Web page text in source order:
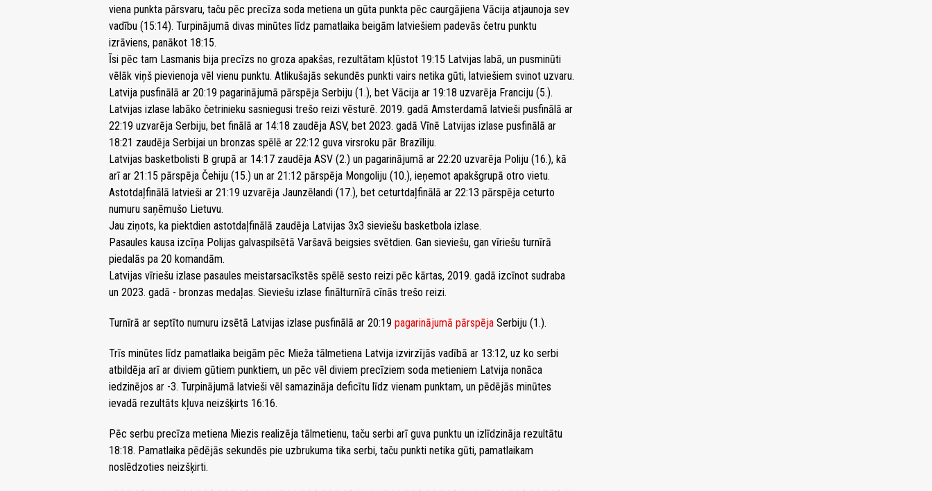
viena punkta pārsvaru, taču pēc precīza soda metiena un gūta punkta pēc caurgājiena Vācija atjaunoja sev
vadību (15:14). Turpinājumā divas minūtes līdz pamatlaika beigām latviešiem padevās četru punktu
izrāviens, panākot 18:15.
Īsi pēc tam Lasmanis bija precīzs no groza apakšas, rezultātam kļūstot 19:15 Latvijas labā, un pusminūti
vēlāk viņš pievienoja vēl vienu punktu. Atlikušajās sekundēs punkti vairs netika gūti, latviešiem svinot uzvaru.
Latvija pusfinālā ar 20:19 pagarinājumā pārspēja Serbiju (1.), bet Vācija ar 19:18 uzvarēja Franciju (5.).
Latvijas izlase labāko četrinieku sasniegusi trešo reizi vēsturē. 2019. gadā Amsterdamā latvieši pusfinālā ar
22:19 uzvarēja Serbiju, bet finālā ar 14:18 zaudēja ASV, bet 2023. gadā Vīnē Latvijas izlase pusfinālā ar
18:21 zaudēja Serbijai un bronzas spēlē ar 22:12 guva virsroku pār Brazīliju.
Latvijas basketbolisti B grupā ar 14:17 zaudēja ASV (2.) un pagarinājumā ar 22:20 uzvarēja Poliju (16.), kā
arī ar 21:15 pārspēja Čehiju (15.) un ar 21:12 pārspēja Mongoliju (10.), ieņemot apakšgrupā otro vietu.
Astotdaļfinālā latvieši ar 21:19 uzvarēja Jaunzēlandi (17.), bet ceturtdaļfinālā ar 22:13 pārspēja ceturto
numuru saņēmušo Lietuvu.
Jau ziņots, ka piektdien astotdaļfinālā zaudēja Latvijas 3x3 sieviešu basketbola izlase.
Pasaules kausa izcīņa Polijas galvaspilsētā Varšavā beigsies svētdien. Gan sieviešu, gan vīriešu turnīrā
piedalās pa 20 komandām.
Latvijas vīriešu izlase pasaules meistarsacīkstēs spēlē sesto reizi pēc kārtas, 2019. gadā izcīnot sudraba
un 2023. gadā - bronzas medaļas. Sieviešu izlase finālturnīrā cīnās trešo reizi.
Turnīrā ar septīto numuru izsētā Latvijas izlase pusfinālā ar 20:19 pagarinājumā pārspēja Serbiju (1.).
Trīs minūtes līdz pamatlaika beigām pēc Mieža tālmetiena Latvija izvirzījās vadībā ar 13:12, uz ko serbi
atbildēja arī ar diviem gūtiem punktiem, un pēc vēl diviem precīziem soda metieniem Latvija nonāca
iedzinējos ar -3. Turpinājumā latvieši vēl samazināja deficītu līdz vienam punktam, un pēdējās minūtes
ievadā rezultāts kļuva neizšķirts 16:16.
Pēc serbu precīza metiena Miezis realizēja tālmetienu, taču serbi arī guva punktu un izlīdzināja rezultātu
18:18. Pamatlaika pēdējās sekundēs pie uzbrukuma tika serbi, taču punkti netika gūti, pamatlaikam
noslēdzoties neizšķirti.